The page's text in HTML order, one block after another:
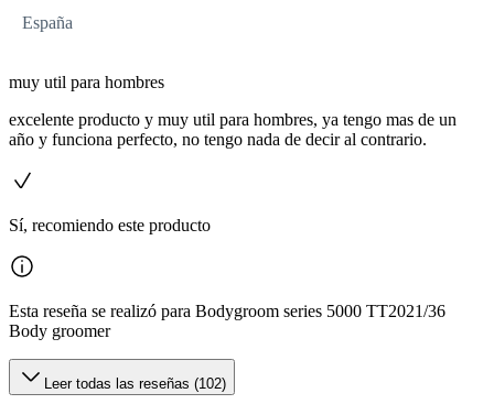
España
muy util para hombres
excelente producto y muy util para hombres, ya tengo mas de un
año y funciona perfecto, no tengo nada de decir al contrario.
Sí, recomiendo este producto
Esta reseña se realizó para Bodygroom series 5000 TT2021/36
Body groomer
Leer todas las reseñas (102)